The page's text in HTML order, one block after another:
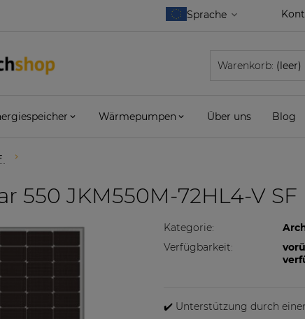
Warenkorb: (leer)
Wärmepumpen Über uns Blog
550 JKM550M-72HL4-V SF
Kategorie:
Verfügbarkeit:
✔️ Unterstützung durch